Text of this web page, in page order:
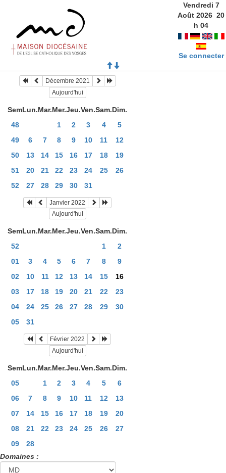
Vendredi 7
Août 2026 20
h04
Se connecter
Décembre 2021
Aujourd'hui
SemLun.Mar.Mer.Jeu.Ven.Sam.Dim.
48
1 2 3 4
5
49
6 7 8 9 10 11
12
50
13 14 15 16 17 18
19
51
20 21 22 23 24 25
26
52
27 28 29 30 31
Janvier 2022
Aujourd'hui
SemLun.Mar.Mer.Jeu.Ven.Sam.Dim.
52
1
2
01
3 4 5 6 7 8
9
02
10 11 12 13 14 15
16
03
17 18 19 20 21 22
23
04
24 25 26 27 28 29
30
05
31
Février 2022
Aujourd'hui
SemLun.Mar.Mer.Jeu.Ven.Sam.Dim.
05
1 2 3 4 5
6
06
7 8 9 10 11 12
13
07
14 15 16 17 18 19
20
08
21 22 23 24 25 26
27
09
28
Domaines :